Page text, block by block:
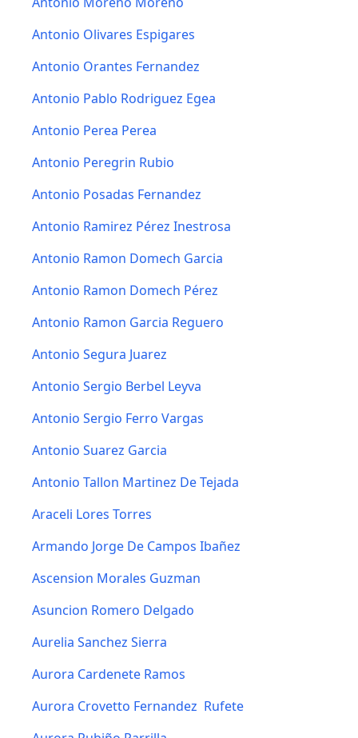
Antonio Olivares Espigares
Antonio Orantes Fernandez
Antonio Pablo Rodriguez Egea
Antonio Perea Perea
Antonio Peregrin Rubio
Antonio Posadas Fernandez
Antonio Ramirez Pérez Inestrosa
Antonio Ramon Domech Garcia
Antonio Ramon Domech Pérez
Antonio Ramon Garcia Reguero
Antonio Segura Juarez
Antonio Sergio Berbel Leyva
Antonio Sergio Ferro Vargas
Antonio Suarez Garcia
Antonio Tallon Martinez De Tejada
Araceli Lores Torres
Armando Jorge De Campos Ibañez
Ascension Morales Guzman
Asuncion Romero Delgado
Aurelia Sanchez Sierra
Aurora Cardenete Ramos
Aurora Crovetto Fernandez  Rufete